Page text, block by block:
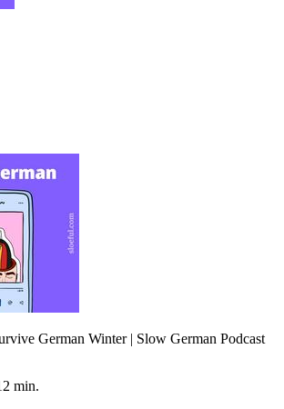
German Winter | Slow German Podcast
min.